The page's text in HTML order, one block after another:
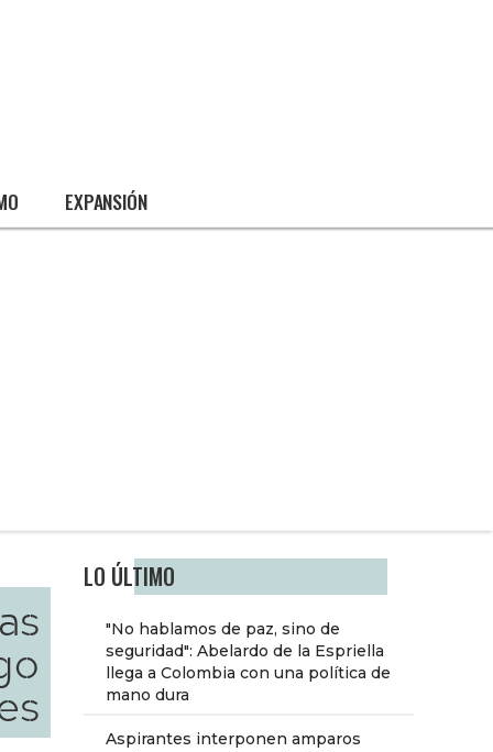
EXPANSIÓN
LO ÚLTIMO
"No hablamos de paz, sino de
seguridad": Abelardo de la Espriella
llega a Colombia con una política de
mano dura
Aspirantes interponen amparos